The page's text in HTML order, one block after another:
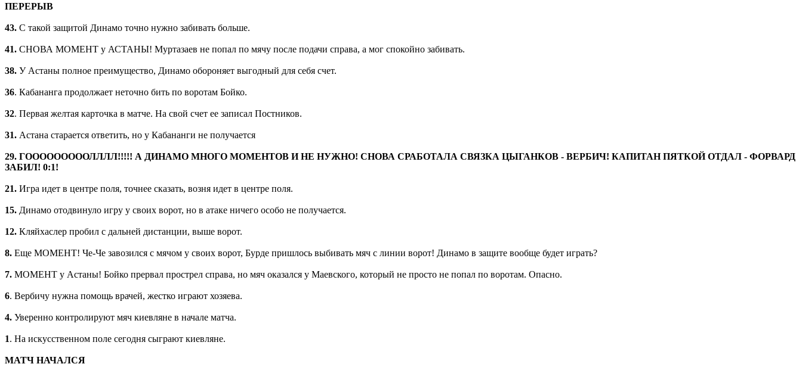
ПЕРЕРЫВ
43. С такой защитой Динамо точно нужно забивать больше.
41. СНОВА МОМЕНТ у АСТАНЫ! Муртазаев не попал по мячу после подачи справа, а мог спокойно забивать.
38. У Астаны полное преимущество, Динамо обороняет выгодный для себя счет.
36. Кабананга продолжает неточно бить по воротам Бойко.
32. Первая желтая карточка в матче. На свой счет ее записал Постников.
31. Астана старается ответить, но у Кабананги не получается
29. ГОООООООООЛЛЛЛ!!!!! А ДИНАМО МНОГО МОМЕНТОВ И НЕ НУЖНО! СНОВА СРАБОТАЛА СВЯЗКА ЦЫГАНКОВ - ВЕРБИЧ! КАПИТАН ПЯТКОЙ ОТДАЛ - ФОРВАРД
ЗАБИЛ! 0:1!
21. Игра идет в центре поля, точнее сказать, возня идет в центре поля.
15. Динамо отодвинуло игру у своих ворот, но в атаке ничего особо не получается.
12. Кляйхаслер пробил с дальней дистанции, выше ворот.
8. Еще МОМЕНТ! Че-Че завозился с мячом у своих ворот, Бурде пришлось выбивать мяч с линии ворот! Динамо в защите вообще будет играть?
7. МОМЕНТ у Астаны! Бойко прервал прострел справа, но мяч оказался у Маевского, который не просто не попал по воротам. Опасно.
6. Вербичу нужна помощь врачей, жестко играют хозяева.
4. Уверенно контролируют мяч киевляне в начале матча.
1. На искусственном поле сегодня сыграют киевляне.
МАТЧ НАЧАЛСЯ